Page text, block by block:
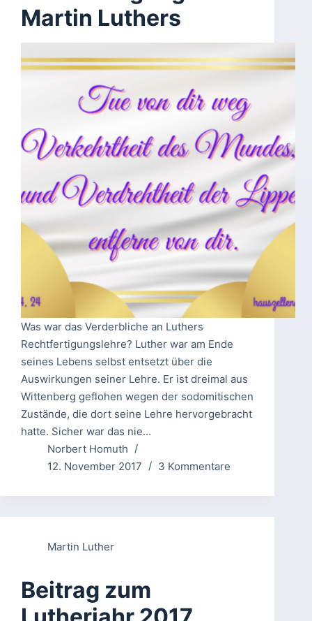
Martin Luthers
Was war das Verderbliche an Luthers
Rechtfertigungslehre? Luther war am Ende
seines Lebens selbst entsetzt über die
Auswirkungen seiner Lehre. Er ist dreimal aus
Wittenberg geflohen wegen der sodomitischen
Zustände, die dort seine Lehre hervorgebracht
hatte. Sicher war das nie…
Norbert Homuth
12. November 2017
3 Kommentare
Martin Luther
Beitrag zum